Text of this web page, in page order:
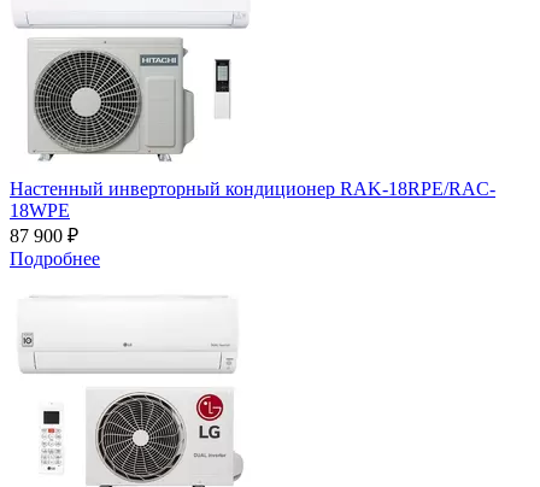
Настенный инверторный кондиционер RAK-18RPE/RAC-
18WPE
87 900 ₽
Подробнее